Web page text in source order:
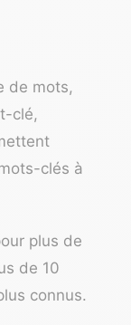
de mots,
clé,
clés à
plus de
de 10
connus.